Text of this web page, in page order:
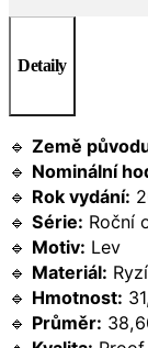
Detaily
🔹 Země
🔹 Nominální
🔹 Rok vydání:
🔹 Série: Roční
🔹 Motiv: Lev
🔹 Materiál:
🔹 Hmotnost:
🔹 Průměr: